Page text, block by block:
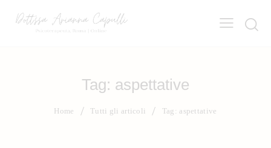
Tag: aspettative
Home Tutti gli articoli Tag: aspettative